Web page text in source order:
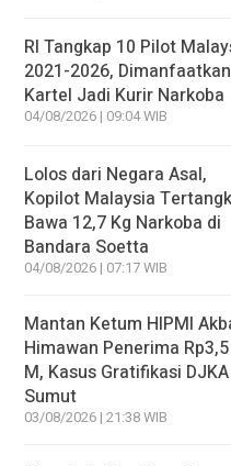
RI Tangkap 10 Pilot
2021-2026, Dimanfaatkan
Kartel Jadi Kurir Narkoba
04/08/2026 | 09:04 WIB
Lolos dari Negara Asal,
Kopilot Malaysia
Bawa 12,7 Kg Narkoba di
Bandara Soetta
04/08/2026 | 07:17 WIB
Mantan Ketum HIPMI
Himawan Penerima Rp3,5
M, Kasus Gratifikasi DJKA
Sumut
03/08/2026 | 21:38 WIB